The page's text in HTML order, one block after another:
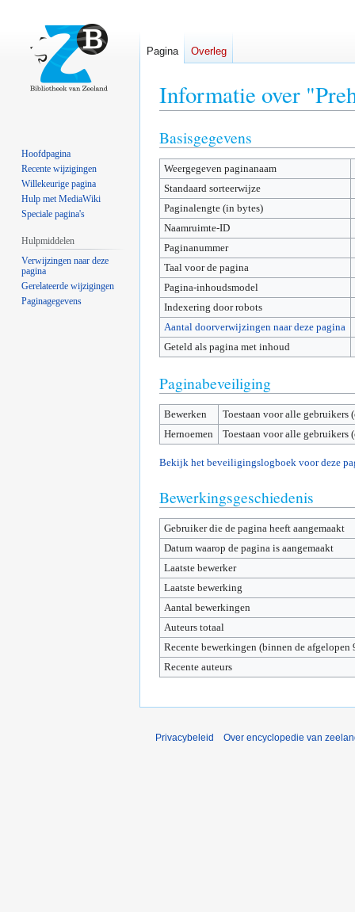
Informatie over
Naar
navigatie
springen
Naar
zoeken
springen
Basisgegevens
Weergegeven paginanaam
Standaard sorteerwijze
Paginalengte (in bytes)
Naamruimte-ID
Paginanummer
Taal voor de pagina
Pagina-inhoudsmodel
Indexering door robots
Aantal doorverwijzingen naar deze pagina
Geteld als pagina met inhoud
Paginabeveiliging
Bewerken
Toestaan voor alle gebruikers
Hernoemen
Toestaan voor alle gebruikers
Bekijk het beveiligingslogboek voor deze
Bewerkingsgeschiedenis
Gebruiker die de pagina heeft aangemaakt
Datum waarop de pagina is aangemaakt
Laatste bewerker
Laatste bewerking
Aantal bewerkingen
Auteurs totaal
Recente bewerkingen (binnen de afgelopen
Recente auteurs
Pagina Overleg
Hoofdpagina
Recente wijzigingen
Willekeurige pagina
Hulp met MediaWiki
Speciale pagina's
Hulpmiddelen
Verwijzingen naar deze
pagina
Gerelateerde wijzigingen
Paginagegevens
Privacybeleid Over encyclopedie van